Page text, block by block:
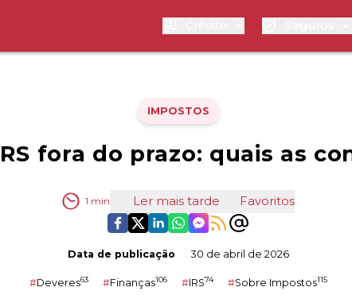
IMPOSTOS
fora do prazo: quais as
1 min Ler mais tarde Favoritos
Data de publicação 30 de abril de 2026
#Deveres63 #Finanças106 #IRS74 #Sobre Impostos115